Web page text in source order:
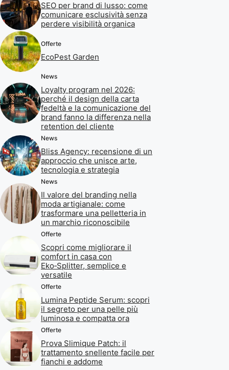
SEO per brand di lusso: come
comunicare esclusività senza
perdere visibilità organica
Offerte
EcoPest Garden
News
Loyalty program nel 2026:
perché il design della carta
fedeltà e la comunicazione del
brand fanno la differenza nella
retention del cliente
News
Bliss Agency: recensione di un
approccio che unisce arte,
tecnologia e strategia
News
Il valore del branding nella
moda artigianale: come
trasformare una pelletteria in
un marchio riconoscibile
Offerte
Scopri come migliorare il
comfort in casa con
Eko‑Splitter, semplice e
versatile
Offerte
Lumina Peptide Serum: scopri
il segreto per una pelle più
luminosa e compatta ora
Offerte
Prova Slimique Patch: il
trattamento snellente facile per
fianchi e addome